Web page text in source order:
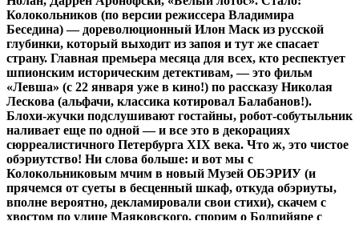
Колокольников (по версии режиссера Владимира
Беседина) — дореволюционный Илон Маск из русской
глубинки, который выходит из запоя и тут же спасает
страну. Главная премьера месяца для всех, кто респектует
шпионским историческим детективам, — это фильм
«Левша» (с 22 января уже в кино!) по рассказу Николая
Лескова (альфачи, классика котировал Балабанов!).
Блохи-жучки подслушивают гостайны, робот-собутыльник
наливает еще по одной — и все это в декорациях
сюрреалистичного Петербурга XIX века. Что ж, это чистое
обэриутство! Ни слова больше: и вот мы с
Колокольниковым мчим в новый Музей ОБЭРИУ (и
прячемся от суеты в бесценный шкаф, откуда обэриуты,
вполне вероятно, декламировали свои стихи), скачем с
хвостом по улице Маяковского, спорим о Бодрийяре с